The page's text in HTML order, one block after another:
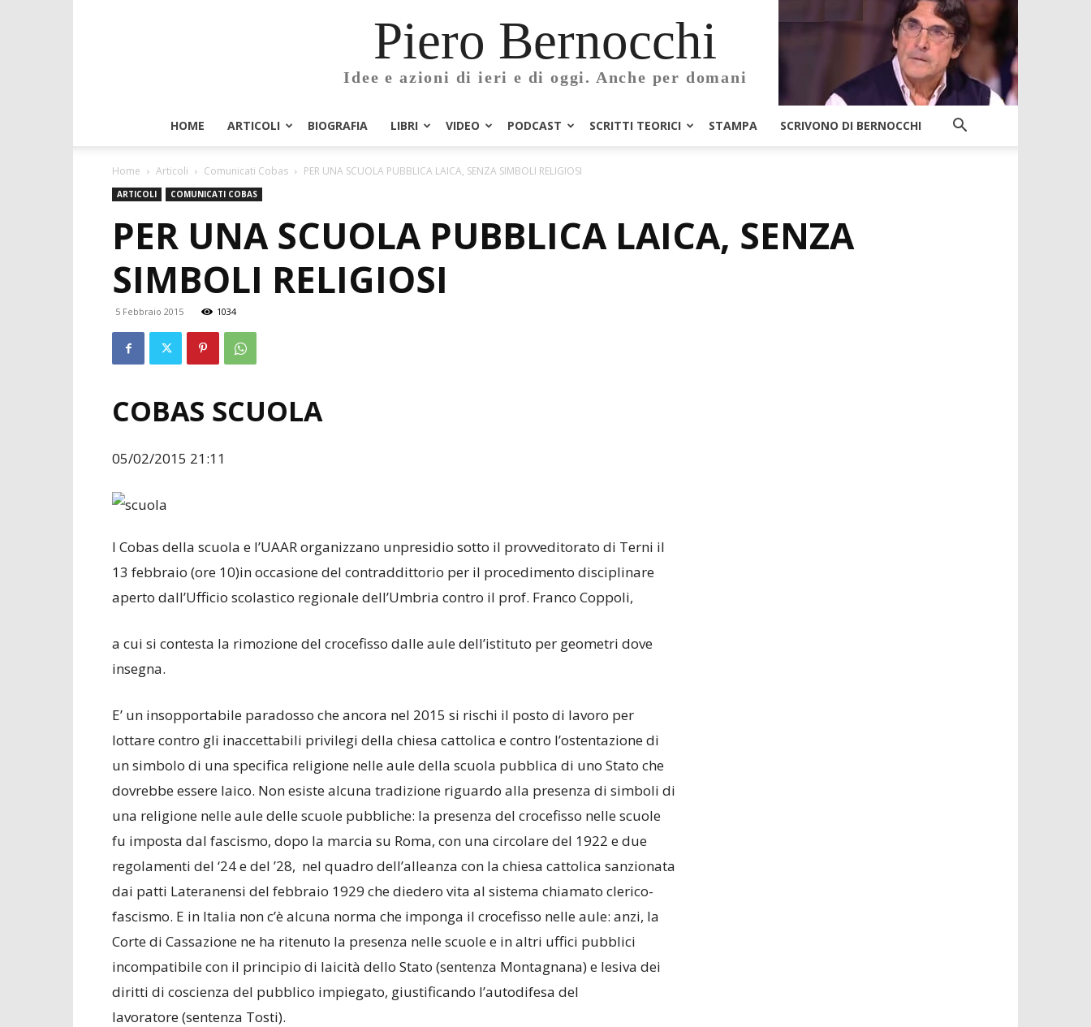
Piero Bernocchi
Idee e azioni di ieri e di oggi. Anche per domani
HOME ARTICOLI BIOGRAFIA LIBRI VIDEO PODCAST SCRITTI TEORICI STAMPA SCRIVONO DI BERNOCCHI
Home Articoli Comunicati Cobas PER UNA SCUOLA PUBBLICA LAICA, SENZA SIMBOLI RELIGIOSI
ARTICOLI COMUNICATI COBAS
PER UNA SCUOLA PUBBLICA LAICA, SENZA
SIMBOLI RELIGIOSI
5 Febbraio 2015 1034
COBAS SCUOLA
05/02/2015 21:11
I Cobas della scuola e l’UAAR organizzano unpresidio sotto il provveditorato di Terni il
13 febbraio (ore 10)in occasione del contraddittorio per il procedimento disciplinare
aperto dall’Ufficio scolastico regionale dell’Umbria contro il prof. Franco Coppoli,
a cui si contesta la rimozione del crocefisso dalle aule dell’istituto per geometri dove
insegna.
E’ un insopportabile paradosso che ancora nel 2015 si rischi il posto di lavoro per
lottare contro gli inaccettabili privilegi della chiesa cattolica e contro l’ostentazione di
un simbolo di una specifica religione nelle aule della scuola pubblica di uno Stato che
dovrebbe essere laico. Non esiste alcuna tradizione riguardo alla presenza di simboli di
una religione nelle aule delle scuole pubbliche: la presenza del crocefisso nelle scuole
fu imposta dal fascismo, dopo la marcia su Roma, con una circolare del 1922 e due
regolamenti del ‘24 e del ’28, nel quadro dell’alleanza con la chiesa cattolica sanzionata
dai patti Lateranensi del febbraio 1929 che diedero vita al sistema chiamato clerico-
fascismo. E in Italia non c’è alcuna norma che imponga il crocefisso nelle aule: anzi, la
Corte di Cassazione ne ha ritenuto la presenza nelle scuole e in altri uffici pubblici
incompatibile con il principio di laicità dello Stato (sentenza Montagnana) e lesiva dei
diritti di coscienza del pubblico impiegato, giustificando l’autodifesa del
lavoratore (sentenza Tosti).